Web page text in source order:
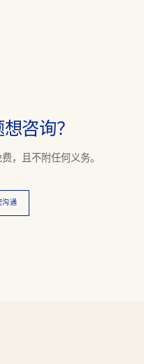
咨询？
，且不附任何义务。
沟通